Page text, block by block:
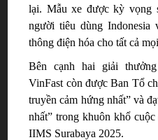
lại. Mẫu xe được kỳ vọng
người tiêu dùng Indonesia
thông điện hóa cho tất cả
Bên cạnh hai giải
VinFast còn được Ban Tổ
truyền cảm hứng nhất” và
nhất” trong khuôn khổ
IIMS Surabaya 2025.